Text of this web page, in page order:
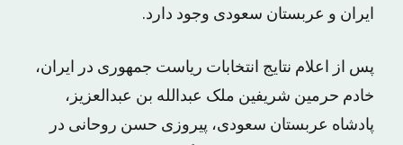
ایران و عربستان سعودی وجود دارد.
پس از اعلام نتایج انتخابات ریاست جمهوری در ایران،
خادم حرمین شریفین ملک عبدالله بن عبدالعزیز،
پادشاه عربستان سعودی، پیروزی حسن روحانی در